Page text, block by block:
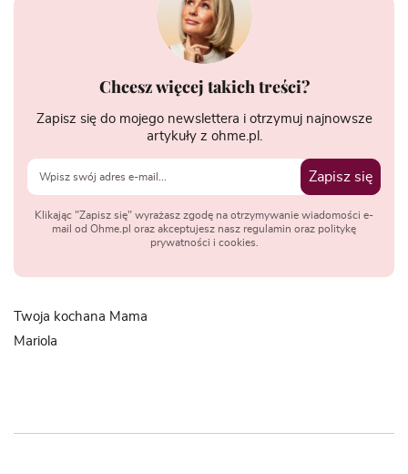
Chcesz więcej takich treści?
Zapisz się do mojego newslettera i otrzymuj najnowsze
artykuły z ohme.pl.
Zapisz się
Klikając "Zapisz się" wyrażasz zgodę na otrzymywanie wiadomości e-
mail od Ohme.pl oraz akceptujesz nasz regulamin oraz politykę
prywatności i cookies.
Twoja kochana Mama
Mariola